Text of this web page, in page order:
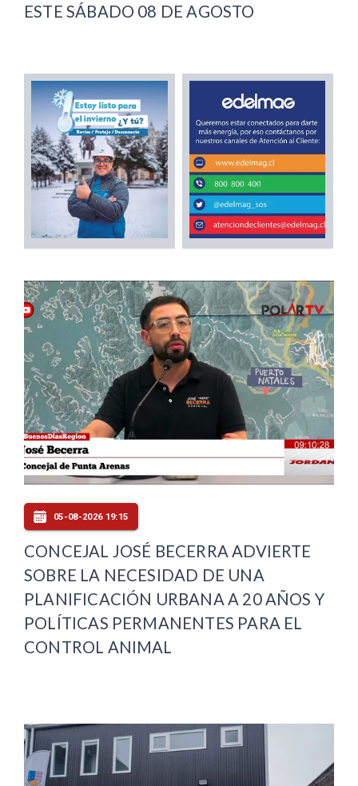
ESTE SÁBADO 08 DE AGOSTO
05-08-2026 19:15
CONCEJAL JOSÉ BECERRA ADVIERTE
SOBRE LA NECESIDAD DE UNA
PLANIFICACIÓN URBANA A 20 AÑOS Y
POLÍTICAS PERMANENTES PARA EL
CONTROL ANIMAL